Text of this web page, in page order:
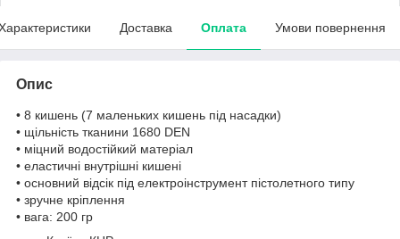
Доставка Оплата Умови повернення
Опис
• 8 кишень (7 маленьких кишень під насадки)
• щільність тканини 1680 DEN
• міцний водостійкий матеріал
• еластичні внутрішні кишені
• основний відсік під електроінструмент пістолетного типу
• зручне кріплення
• вага: 200 гр